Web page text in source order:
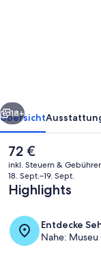
Breakfast
Included!
Weiter
18+
Übersicht
Der
aktuelle
Preis
beträgt
72 €.
72 €
inkl. Steuern &
18. Sept.–19. Sept.
Highlights
Entdecke
Nahe: